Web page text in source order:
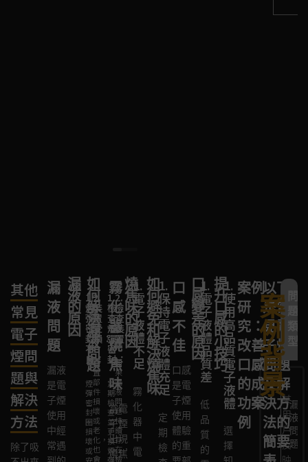
其他
常見
電子
煙問
題與
解決
方法
除了吸
漏
液
問
題
漏液
是電
子煙
使用
中經
常遇
漏
液
的
原
因
1.
煙
彈
密
封
不
良：
煙
彈
密
封
圈
損
壞
或
2.
裝
置
受
損：
裝
置
部
件
損
壞
或
老
化，
也
會
如
何
解
決
漏
液
問
題
1.
檢
查
煙
彈
密
封：
定
期
檢
查
並
更
換
煙
2.
檢
查
裝
置：
如
果
漏
液
問
題
持
續
存
在，
檢
霧
化
器
燒
焦
味
當電
子煙
出現
燒焦
燒
焦
味
的
原
因
1.
電
子
液
體
不
足：
霧
化
器
中
電
2.
霧
化
器
過
熱：
長
時
3.
霧
化
器
損
壞：
霧
化
老
化
或
如
何
避
免
和
解
決
燒
焦
味
1.
保
持
電
子
液
體
充
足：
定
期
檢
2.
避
免
過
度
使
用：
使
用
電
子
煙
3.
更
換
霧
化
器：
當
霧
化
器
出
現
口
感
不
佳
口感
是電
子煙
使用
體驗
的重
口
感
變
差
的
原
因
1.
電
子
液
體
品
質
差：
低
品
質
的
2.
霧
化
器
堵
塞：
霧
化
器
部
堵
3.
電
子
液
體
陳
舊：
電
子
液
體
存
提
升
口
感
的
小
技
巧
1.
使
用
高
品
質
電
子
液
體：
選
擇
2.
定
期
更
換
電
子
液
體：
定
期
3.
清
潔
和
更
換
霧
化
器：
定
期
清
案例
研
究：
改善
口感
的成
功案
例
案
例
背
景某
用
戶
反
映
以下
是常
見電
子煙
問題
及解
決方
法的
簡要
漏
液
問
題